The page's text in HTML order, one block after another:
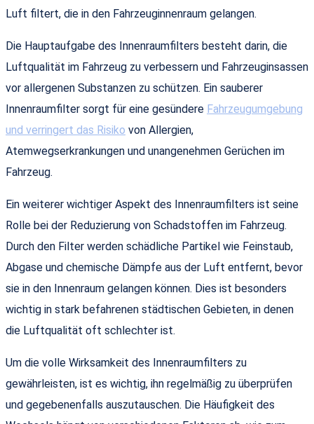
Luft filtert, die in den Fahrzeuginnenraum gelangen.
Die Hauptaufgabe des Innenraumfilters besteht darin, die
Luftqualität im Fahrzeug zu verbessern und Fahrzeuginsassen
vor allergenen Substanzen zu schützen. Ein sauberer
Innenraumfilter sorgt für eine gesündere Fahrzeugumgebung
und verringert das Risiko von Allergien,
Atemwegserkrankungen und unangenehmen Gerüchen im
Fahrzeug.
Ein weiterer wichtiger Aspekt des Innenraumfilters ist seine
Rolle bei der Reduzierung von Schadstoffen im Fahrzeug.
Durch den Filter werden schädliche Partikel wie Feinstaub,
Abgase und chemische Dämpfe aus der Luft entfernt, bevor
sie in den Innenraum gelangen können. Dies ist besonders
wichtig in stark befahrenen städtischen Gebieten, in denen
die Luftqualität oft schlechter ist.
Um die volle Wirksamkeit des Innenraumfilters zu
gewährleisten, ist es wichtig, ihn regelmäßig zu überprüfen
und gegebenenfalls auszutauschen. Die Häufigkeit des